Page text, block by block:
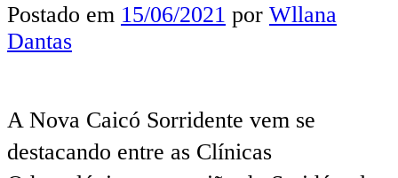
Postado em 15/06/2021 por Wllana
Dantas
A Nova Caicó Sorridente vem se
destacando entre as Clínicas